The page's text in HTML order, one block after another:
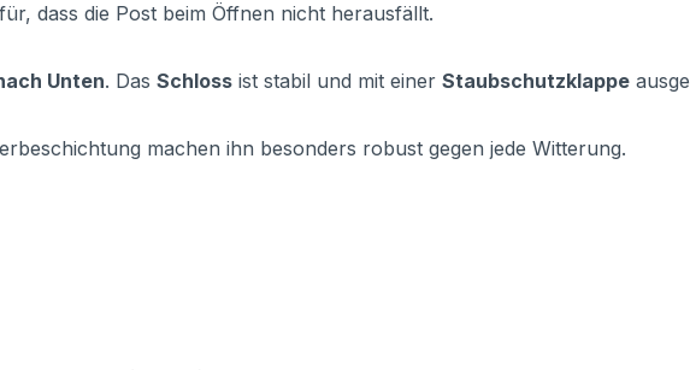
dass die Post beim Öffnen nicht herausfällt.
Unten. Das Schloss ist stabil und mit einer Staubschutzklappe
machen ihn besonders robust gegen jede Witterung.